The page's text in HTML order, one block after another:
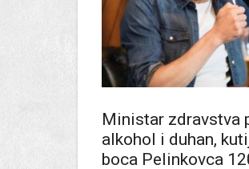
Ministar zdravstva
alkohol i duhan,
boca Pelinkovca